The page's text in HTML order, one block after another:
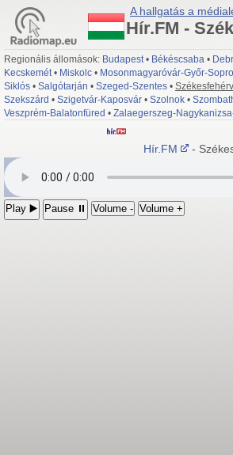
A hallgatás a
Hír.FM -
Regionális állomások: Budapest• Békéscsaba •
Kecskemét• Miskolc • Mosonmagyaróvár-Győr-
Siklós • Salgótarján • Szeged-Szentes •
Szekszárd • Szigetvár-Kaposvár • Szolnok •
Veszprém-Balatonfüred • Zalaegerszeg-
Hír.FM -
Play ▶️ Pause ⏸ Volume - Volume +